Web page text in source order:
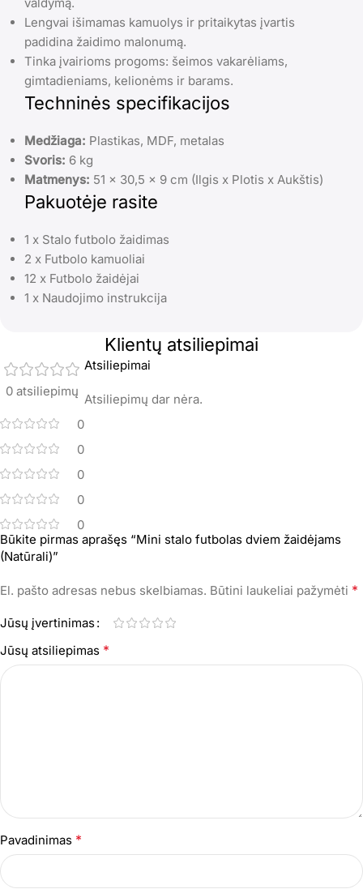
Lengvai išimamas kamuolys ir pritaikytas įvartis
padidina žaidimo malonumą.
Tinka įvairioms progoms: šeimos vakarėliams,
gimtadieniams, kelionėms ir barams.
Techninės specifikacijos
Medžiaga: Plastikas, MDF, metalas
Svoris: 6 kg
Matmenys: 51 x 30,5 x 9 cm (Ilgis x Plotis x Aukštis)
Pakuotėje rasite
1 x Stalo futbolo žaidimas
2 x Futbolo kamuoliai
12 x Futbolo žaidėjai
1 x Naudojimo instrukcija
Klientų atsiliepimai
0 atsiliepimų
0
0
0
0
0
Atsiliepimai
Atsiliepimų dar nėra.
Būkite pirmas aprašęs “Mini stalo futbolas dviem žaidėjams
(Natūrali)”
El. pašto adresas nebus skelbiamas. Būtini laukeliai pažymėti *
Jūsų įvertinimas
Jūsų atsiliepimas *
Pavadinimas *